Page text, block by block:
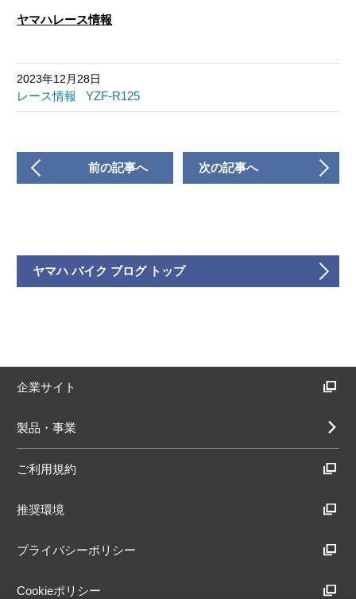
ヤマハレース情報
2023年12月28日
レース情報 YZF-R125
前の記事へ 次の記事へ
ヤマハ バイク ブログ トップ
企業サイト
製品・事業
ご利用規約
推奨環境
プライバシーポリシー
Cookieポリシー